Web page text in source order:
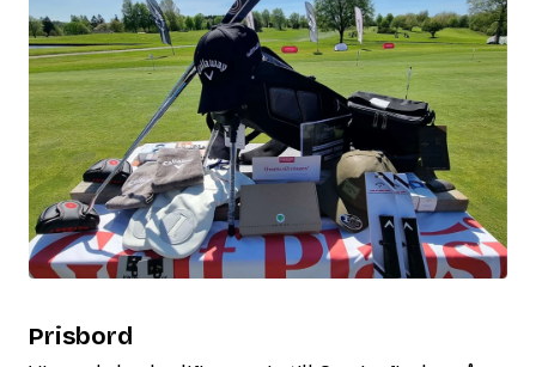
Prisbord